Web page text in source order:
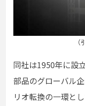
同社は1950年に設
部品のグローバル
リオ転換の一環と